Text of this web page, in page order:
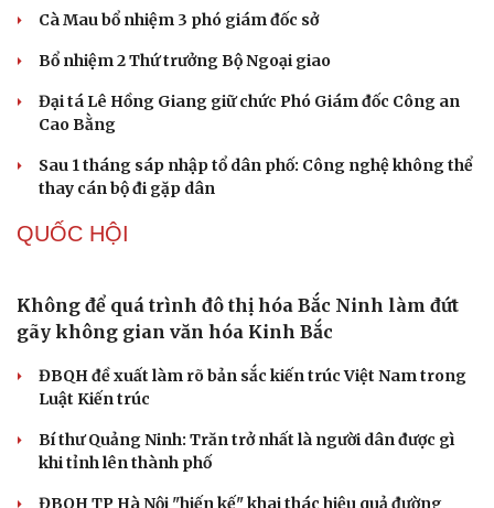
Cà Mau bổ nhiệm 3 phó giám đốc sở
Bổ nhiệm 2 Thứ trưởng Bộ Ngoại giao
Đại tá Lê Hồng Giang giữ chức Phó Giám đốc Công an
Cao Bằng
Sau 1 tháng sáp nhập tổ dân phố: Công nghệ không thể
thay cán bộ đi gặp dân
QUỐC HỘI
Không để quá trình đô thị hóa Bắc Ninh làm đứt
gãy không gian văn hóa Kinh Bắc
ĐBQH đề xuất làm rõ bản sắc kiến trúc Việt Nam trong
Luật Kiến trúc
Bí thư Quảng Ninh: Trăn trở nhất là người dân được gì
khi tỉnh lên thành phố
ĐBQH TP Hà Nội "hiến kế" khai thác hiệu quả đường